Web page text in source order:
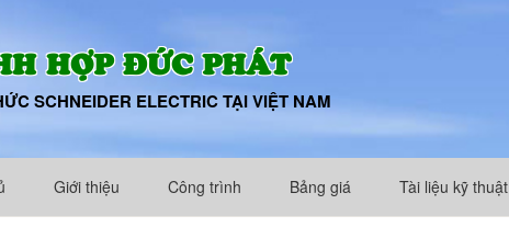
HỢP ĐỨC PHÁT
SCHNEIDER ELECTRIC TẠI VIỆT NAM
Giới thiệu Công trình Bảng giá Tài liệu kỹ thuật